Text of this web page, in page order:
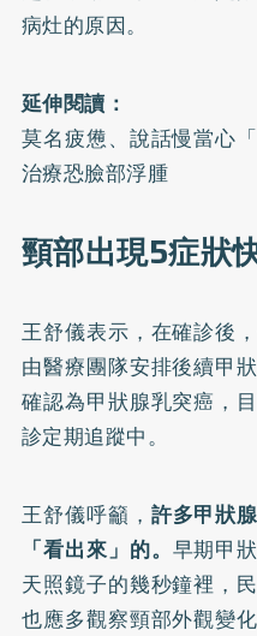
病灶的原因。
延伸閱讀：
莫名疲憊、說話慢當心
治療恐臉部浮腫
頸部出現5症狀
王舒儀表示，在確診後
由醫療團隊安排後續甲
確認為甲狀腺乳突癌，
診定期追蹤中。
王舒儀呼籲， 許多甲狀
「看出來」的。 早期甲
天照鏡子的幾秒鐘裡，
也應多觀察頸部外觀變